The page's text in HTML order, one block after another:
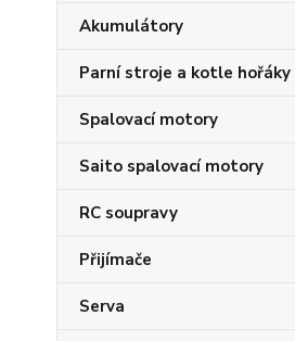
Akumulátory
Parní stroje a kotle hořáky
Spalovací motory
Saito spalovací motory
RC soupravy
Přijímače
Serva